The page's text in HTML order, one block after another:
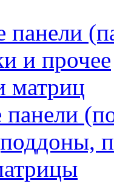
панели
и прочее